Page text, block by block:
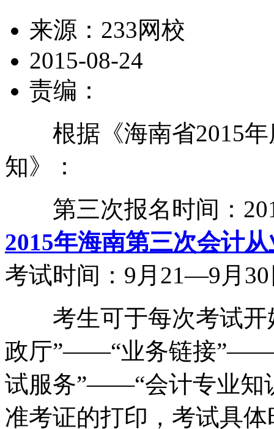
来源： 233网校
2015-08-24
责编：
根据《海南省2015年
知》：
第三次报名时间：
2015年海南第三次会计
考试时间：9月21—9月
考生可于每次考试开
政厅”——“业务链接
试服务”——“会计专业知
准考证的打印，考试具